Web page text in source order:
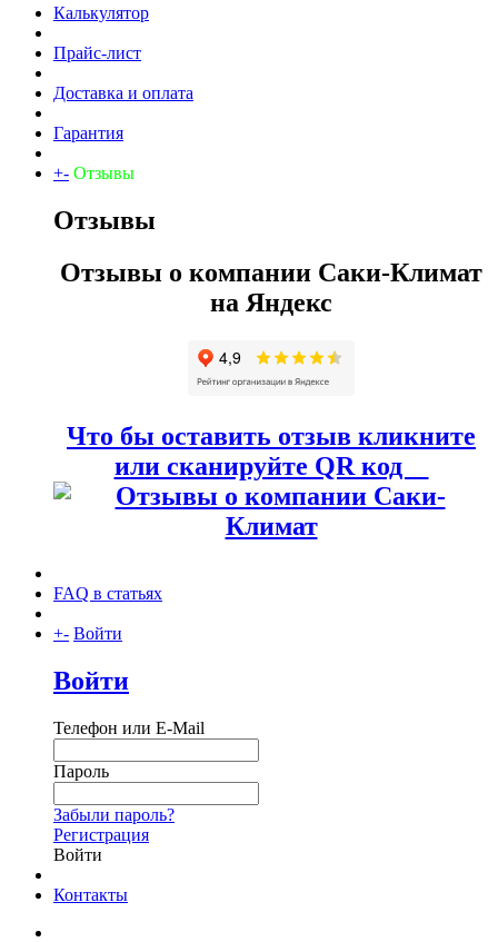
Калькулятор
Прайс-лист
Доставка и оплата
Гарантия
+- Отзывы
Отзывы
Отзывы о компании Саки-Климат
на Яндекс
Что бы оставить отзыв кликните
или сканируйте QR код
FAQ в статьях
+- Войти
Войти
Телефон или E-Mail
Пароль
Забыли пароль?
Регистрация
Войти
Контакты